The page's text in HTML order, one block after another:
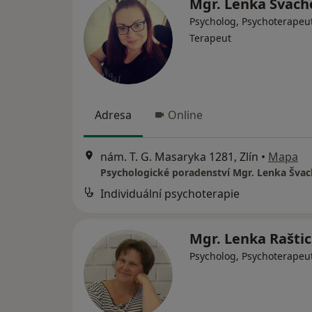
Mgr. Lenka
Psycholog,
Terapeut
Adresa Online
nám. T. G. Masaryka 1281, Zlín • Mapa
Individuální psychoterapie
Mgr. Lenka
Psycholog,